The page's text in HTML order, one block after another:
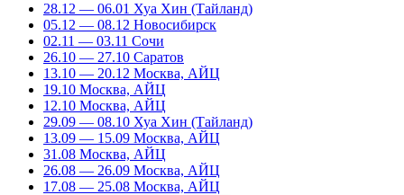
28.12 — 06.01 Хуа Хин (Тайланд)
05.12 — 08.12 Новосибирск
02.11 — 03.11 Сочи
26.10 — 27.10 Саратов
13.10 — 20.12 Москва, АЙЦ
19.10 Москва, АЙЦ
12.10 Москва, АЙЦ
29.09 — 08.10 Хуа Хин (Тайланд)
13.09 — 15.09 Москва, АЙЦ
31.08 Москва, АЙЦ
26.08 — 26.09 Москва, АЙЦ
17.08 — 25.08 Москва, АЙЦ